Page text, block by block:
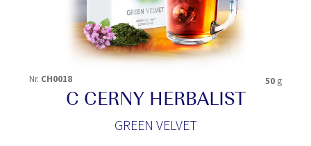
Nr. CH0018 50 g
C CERNY HERBALIST
GREEN VELVET